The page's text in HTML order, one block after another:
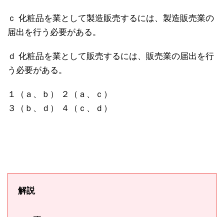
ｃ 化粧品を業として製造販売するには、製造販売業の
届出を行う必要がある。
ｄ 化粧品を業として販売するには、販売業の届出を行
う必要がある。
１（ａ、ｂ） ２（ａ、ｃ）
３（ｂ、ｄ） ４（ｃ、ｄ）
解説